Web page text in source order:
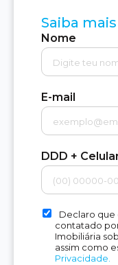
Saiba
Nome
E-mail
DDD +
Declaro que
contatado
Imobiliária
assim como
Privacidade.